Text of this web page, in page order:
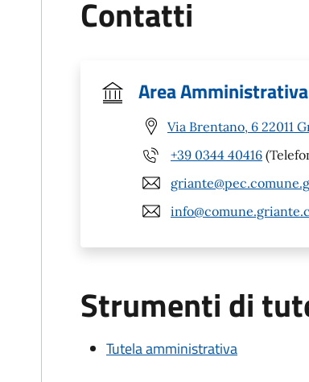
Contatti
Area Amministrativa
Via Brentano, 6 22011
+39 0344 40416
Strumenti di
Tutela amministrativa